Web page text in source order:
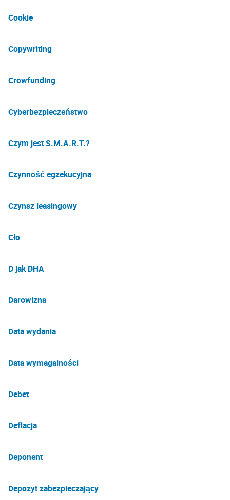
Cookie
Copywriting
Crowfunding
Cyberbezpieczeństwo
Czym jest S.M.A.R.T.?
Czynność egzekucyjna
Czynsz leasingowy
Cło
D jak DHA
Darowizna
Data wydania
Data wymagalności
Debet
Deflacja
Deponent
Depozyt zabezpieczający